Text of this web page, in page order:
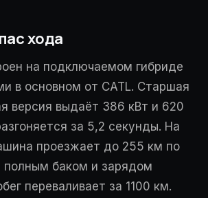
хода
на подключаемом гибриде
в основном от CATL. Старшая
версия выдаёт 386 кВт и 620
за 5,2 секунды. На
проезжает до 255 км по
полным баком и зарядом
переваливает за 1100 км.